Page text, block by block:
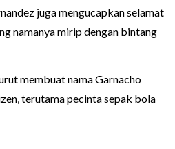
juga mengucapkan selamat
namanya mirip dengan bintang
membuat nama Garnacho
terutama pecinta sepak bola